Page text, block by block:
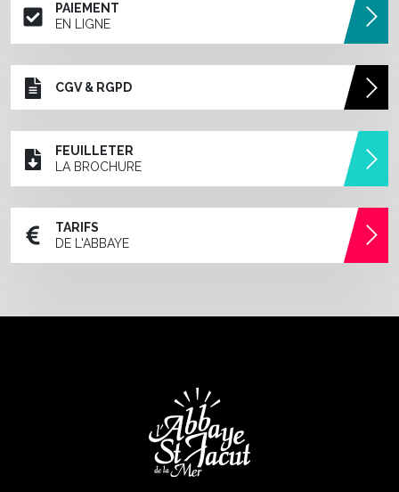
PAIEMENT
EN LIGNE
CGV & RGPD
FEUILLETER
LA BROCHURE
TARIFS
DE L'ABBAYE